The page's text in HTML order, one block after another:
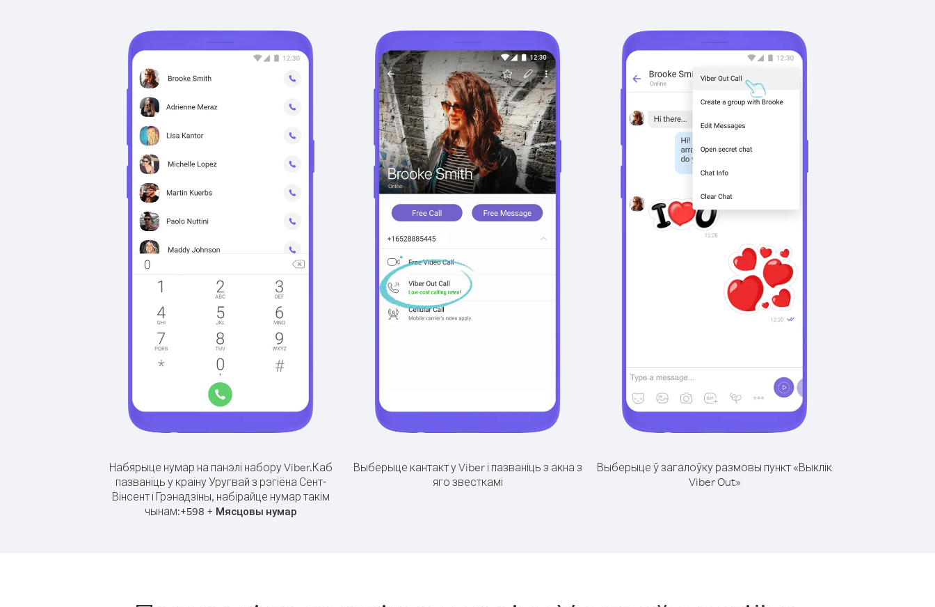
Набярыце нумар на панэлі набору Viber.Каб
пазваніць у краіну Уругвай з рэгіёна Сент-
Вінсент і Грэнадзіны, набірайце нумар такім
чынам:+598 + Мясцовы нумар
Выберыце кантакт у Viber і пазваніць з акна з
яго звесткамі
Выберыце ў загалоўку размовы пункт «Выклік
Viber Out»